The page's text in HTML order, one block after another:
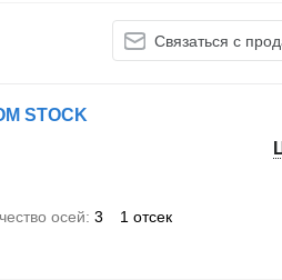
Связаться с
STOCK
осей 3 1 отсек